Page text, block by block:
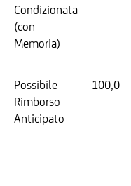
Condizionata
(con
Memoria)
Possibile
Rimborso
Anticipato
100,00